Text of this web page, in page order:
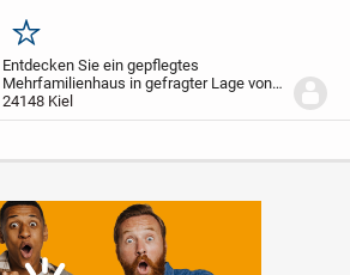
Merken
Entdecken Sie ein gepflegtes
Mehrfamilienhaus in gefragter Lage von
Kiel-Wellingdorf - eine attraktive
Gelegenheit für Kapitalanleger, die ein
24148 Kiel